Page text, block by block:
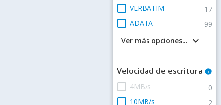
check_box_outline_blank VERBATIM 17
check_box_outline_blank ADATA 99
keyboard_arrow_down
Ver más opciones...
Velocidad de escritura info
check_box_outline_blank 4MB/s 0
check_box_outline_blank 10MB/s 2